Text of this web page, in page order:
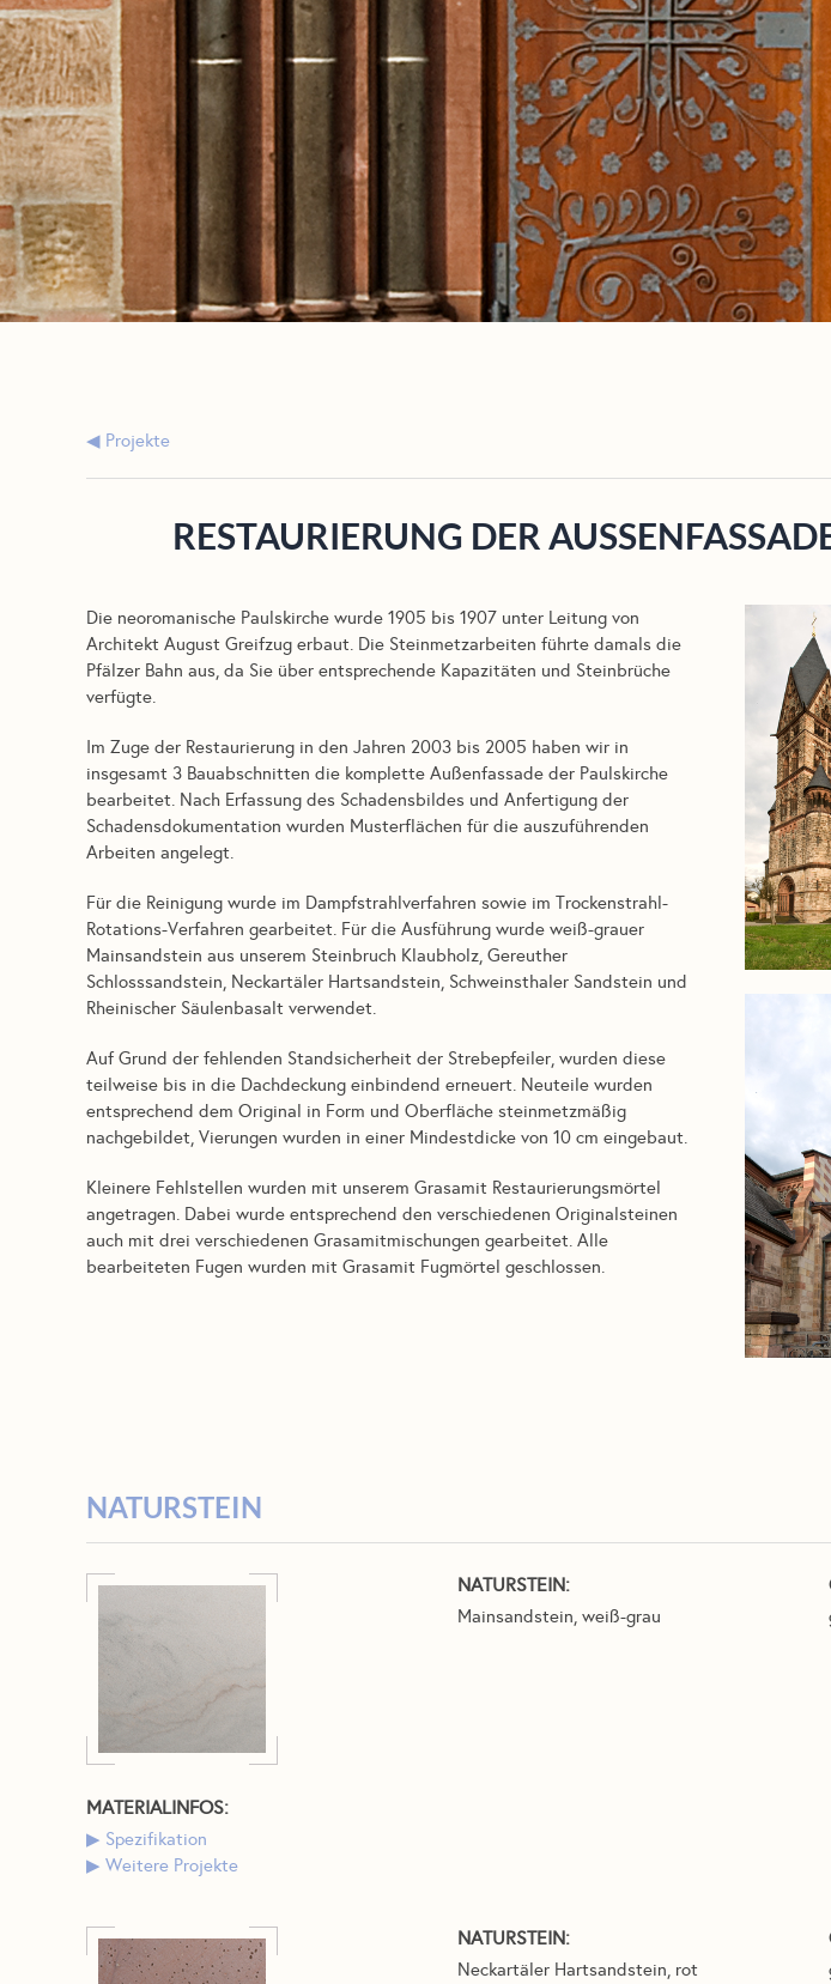
Projekte
RESTAURIERUNG DER
Die neoromanische Paulskirche wurde 1905 bis 1907 unter Leitung von
Architekt August Greifzug erbaut. Die Steinmetzarbeiten führte damals die
Pfälzer Bahn aus, da Sie über entsprechende Kapazitäten und Steinbrüche
verfügte.
Im Zuge der Restaurierung in den Jahren 2003 bis 2005 haben wir in
insgesamt 3 Bauabschnitten die komplette Außenfassade der Paulskirche
bearbeitet. Nach Erfassung des Schadensbildes und Anfertigung der
Schadensdokumentation wurden Musterflächen für die auszuführenden
Arbeiten angelegt.
Für die Reinigung wurde im Dampfstrahlverfahren sowie im Trockenstrahl-
Rotations-Verfahren gearbeitet. Für die Ausführung wurde weiß-grauer
Mainsandstein aus unserem Steinbruch Klaubholz, Gereuther
Schlosssandstein, Neckartäler Hartsandstein, Schweinsthaler Sandstein und
Rheinischer Säulenbasalt verwendet.
Auf Grund der fehlenden Standsicherheit der Strebepfeiler, wurden diese
teilweise bis in die Dachdeckung einbindend erneuert. Neuteile wurden
entsprechend dem Original in Form und Oberfläche steinmetzmäßig
nachgebildet, Vierungen wurden in einer Mindestdicke von 10 cm eingebaut.
Kleinere Fehlstellen wurden mit unserem Grasamit Restaurierungsmörtel
angetragen. Dabei wurde entsprechend den verschiedenen Originalsteinen
auch mit drei verschiedenen Grasamitmischungen gearbeitet. Alle
bearbeiteten Fugen wurden mit Grasamit Fugmörtel geschlossen.
NATURSTEIN
NATURSTEIN:
Mainsandstein, weiß-grau
MATERIALINFOS:
Spezifikation
Weitere Projekte
NATURSTEIN:
Neckartäler Hartsandstein, rot